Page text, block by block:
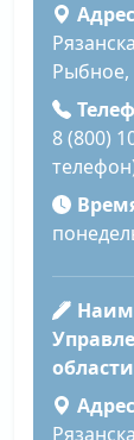
Адрес
Рыбное,
8 (800)
области
Адрес